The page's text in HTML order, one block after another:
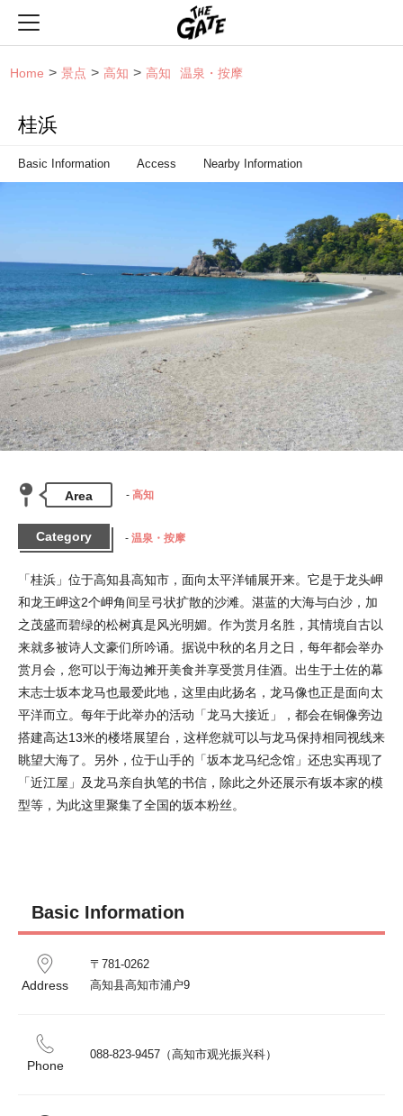
Home 景点 高知 高知 温泉・按摩
桂浜
Basic Information Access Nearby Information
Area 高知
Category 温泉・按摩
「桂浜」位于高知县高知市，面向太平洋铺展开来。它是于龙头岬
和龙王岬这2个岬角间呈弓状扩散的沙滩。湛蓝的大海与白沙，加
之茂盛而碧绿的松树真是风光明媚。作为赏月名胜，其情境自古以
来就多被诗人文豪们所吟诵。据说中秋的名月之日，每年都会举办
赏月会，您可以于海边摊开美食并享受赏月佳酒。出生于土佐的幕
末志士坂本龙马也最爱此地，这里由此扬名，龙马像也正是面向太
平洋而立。每年于此举办的活动「龙马大接近」，都会在铜像旁边
搭建高达13米的楼塔展望台，这样您就可以与龙马保持相同视线来
眺望大海了。另外，位于山手的「坂本龙马纪念馆」还忠实再现了
「近江屋」及龙马亲自执笔的书信，除此之外还展示有坂本家的模
型等，为此这里聚集了全国的坂本粉丝。
Basic Information
Address
〒781-0262
高知县高知市浦户9
Phone
088-823-9457（高知市观光振兴科）